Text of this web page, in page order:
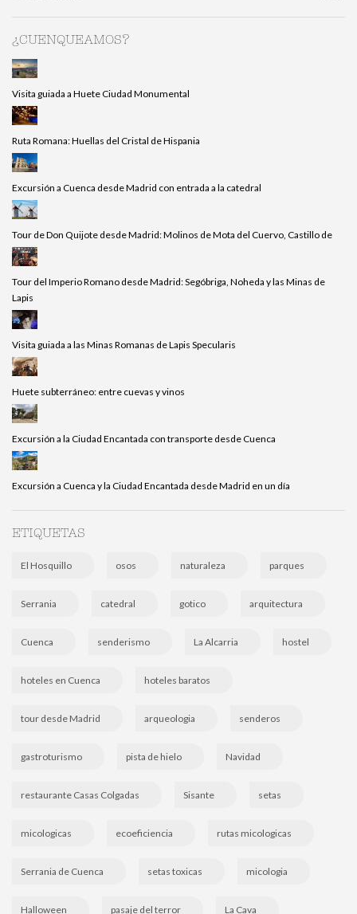
¿CUENQUEAMOS?
Visita guiada a Huete Ciudad Monumental
Ruta Romana: Huellas del Cristal de Hispania
Excursión a Cuenca desde Madrid con entrada a la catedral
Tour de Don Quijote desde Madrid: Molinos de Mota del Cuervo, Castillo de
Tour del Imperio Romano desde Madrid: Segóbriga, Noheda y las Minas de
Lapis
Visita guiada a las Minas Romanas de Lapis Specularis
Huete subterráneo: entre cuevas y vinos
Excursión a la Ciudad Encantada con transporte desde Cuenca
Excursión a Cuenca y la Ciudad Encantada desde Madrid en un día
ETIQUETAS
El Hosquillo osos naturaleza parques
Serrania catedral gotico arquitectura
Cuenca senderismo La Alcarria hostel
hoteles en Cuenca hoteles baratos
tour desde Madrid arqueologia senderos
gastroturismo pista de hielo Navidad
restaurante Casas Colgadas Sisante setas
micologicas ecoeficiencia rutas micologicas
Serrania de Cuenca setas toxicas micologia
Halloween pasaje del terror La Cava